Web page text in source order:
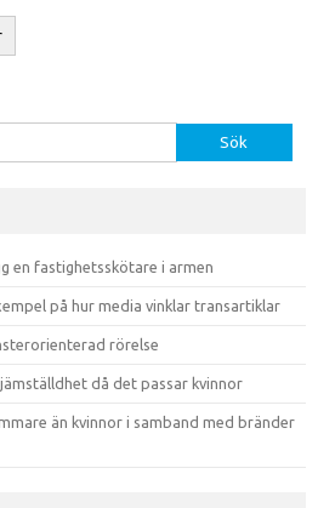
en fastighetsskötare i armen
på hur media vinklar transartiklar
rörelse
då det passar kvinnor
än kvinnor i samband med bränder